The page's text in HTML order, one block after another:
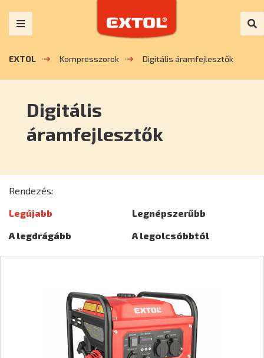
EXTOL Kompresszorok Digitális áramfejlesztők
Digitális
áramfejlesztők
Rendezés:
Legújabb
Legnépszerűbb
A legdrágább
A legolcsóbbtól